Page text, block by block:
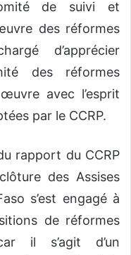
de suivi et
des réformes
d’apprécier
des réformes
avec l’esprit
par le CCRP.
rapport du CCRP
des Assises
s’est engagé à
de réformes
il s’agit d’un